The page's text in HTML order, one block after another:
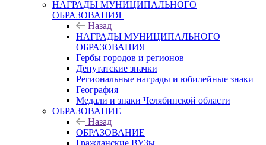
НАГРАДЫ МУНИЦИПАЛЬНОГО
ОБРАЗОВАНИЯ
Назад
НАГРАДЫ МУНИЦИПАЛЬНОГО
ОБРАЗОВАНИЯ
Гербы городов и регионов
Депутатские значки
Региональные награды и юбилейные знаки
География
Медали и знаки Челябинской области
ОБРАЗОВАНИЕ
Назад
ОБРАЗОВАНИЕ
Гражданские ВУЗы